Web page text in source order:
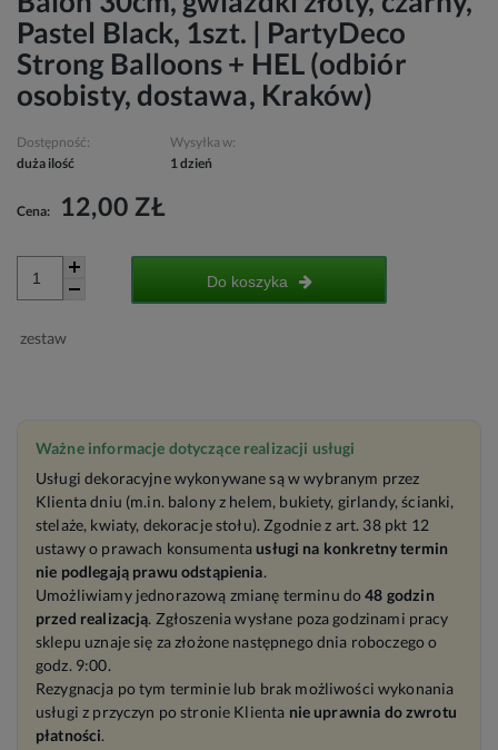
Pastel Black, 1szt. | PartyDeco
Strong Balloons + HEL (odbiór
osobisty, dostawa, Kraków)
Dostępność:
duża ilość
Wysyłka w:
1 dzień
Cena: 12,00 ZŁ
zestaw
Do koszyka
Ważne informacje dotyczące realizacji usługi
Usługi dekoracyjne wykonywane są w wybranym przez
Klienta dniu (m.in. balony z helem, bukiety, girlandy, ścianki,
stelaże, kwiaty, dekoracje stołu). Zgodnie z art. 38 pkt 12
ustawy o prawach konsumentausługi na konkretny termin
nie podlegają prawu odstąpienia.
Umożliwiamy jednorazową zmianę terminu do48 godzin
przed realizacją. Zgłoszenia wysłane poza godzinami pracy
sklepu uznaje się za złożone następnego dnia roboczego o
godz. 9:00.
Rezygnacja po tym terminie lub brak możliwości wykonania
usługi z przyczyn po stronie Klienta nie uprawnia do zwrotu
płatności.